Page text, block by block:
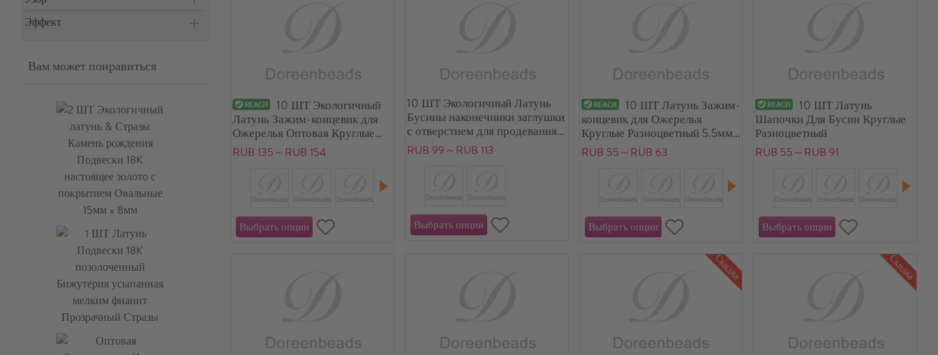
Эффект
Вам может понравиться
10 ШТ Экологичный
Латунь Зажим-концевик для
Ожерелья Оптовая Круглые
настоящее золото с покрытием
9мм диаметр
RUB 135～RUB 154
10 ШТ Экологичный Латунь
Бусины наконечники заглушки
с отверстием для продевания
нити ожерелье браслет
ювелирные изделия
RUB 99～RUB 113
10 ШТ Латунь Зажим-
концевик для Ожерелья
Круглые Разноцветный 5.5мм
диаметр
RUB 55～RUB 63
10 ШТ Латунь
Шапочки Для Бусин Круглые
Разноцветный
RUB 55～RUB 91
Скидка Скидка